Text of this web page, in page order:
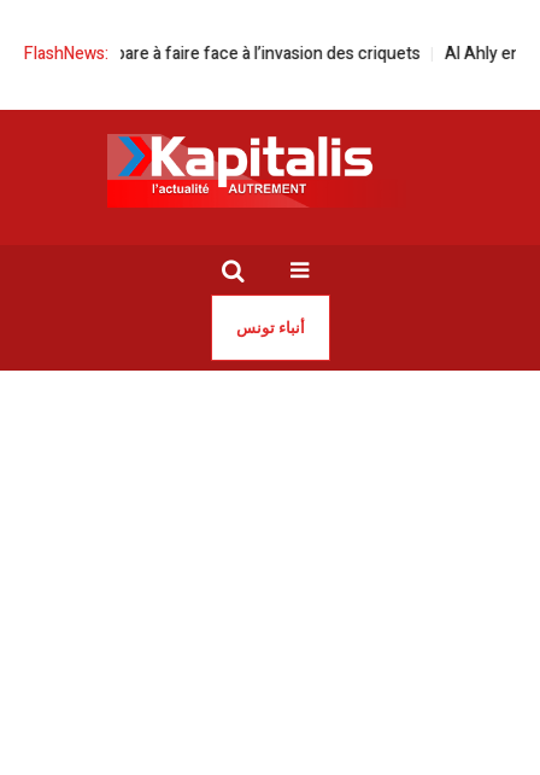
FlashNews:
à faire face à l’invasion des criquets Al Ahly en difficulté,
أنباء تونس